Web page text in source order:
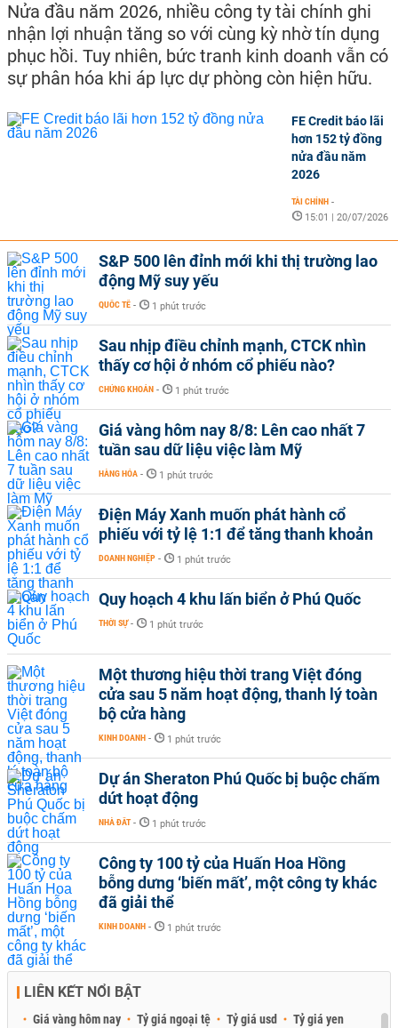
Nửa đầu năm 2026, nhiều công ty tài chính ghi
nhận lợi nhuận tăng so với cùng kỳ nhờ tín dụng
phục hồi. Tuy nhiên, bức tranh kinh doanh vẫn có
sự phân hóa khi áp lực dự phòng còn hiện hữu.
FE Credit báo lãi
hơn 152 tỷ đồng
nửa đầu năm
2026
TÀI CHÍNH -
15:01 | 20/07/2026
S&P 500 lên đỉnh mới khi thị trường lao
động Mỹ suy yếu
QUỐC TẾ - 1 phút trước
Sau nhịp điều chỉnh mạnh, CTCK nhìn
thấy cơ hội ở nhóm cổ phiếu nào?
CHỨNG KHOÁN - 1 phút trước
Giá vàng hôm nay 8/8: Lên cao nhất 7
tuần sau dữ liệu việc làm Mỹ
HÀNG HÓA - 1 phút trước
Điện Máy Xanh muốn phát hành cổ
phiếu với tỷ lệ 1:1 để tăng thanh khoản
DOANH NGHIỆP - 1 phút trước
Quy hoạch 4 khu lấn biển ở Phú Quốc
THỜI SỰ - 1 phút trước
Một thương hiệu thời trang Việt đóng
cửa sau 5 năm hoạt động, thanh lý toàn
bộ cửa hàng
KINH DOANH - 1 phút trước
Dự án Sheraton Phú Quốc bị buộc chấm
dứt hoạt động
NHÀ ĐẤT - 1 phút trước
Công ty 100 tỷ của Huấn Hoa Hồng
bỗng dưng ‘biến mất’, một công ty khác
đã giải thể
KINH DOANH - 1 phút trước
LIÊN KẾT NỔI BẬT
Giá vàng hôm nay Tỷ giá ngoại tệ Tỷ giá usd Tỷ giá yen